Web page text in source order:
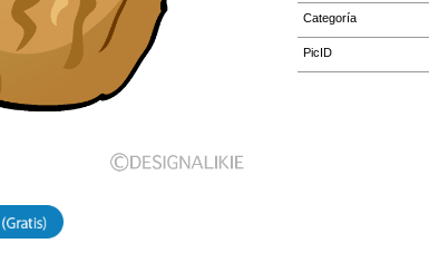
Categoría
PicID